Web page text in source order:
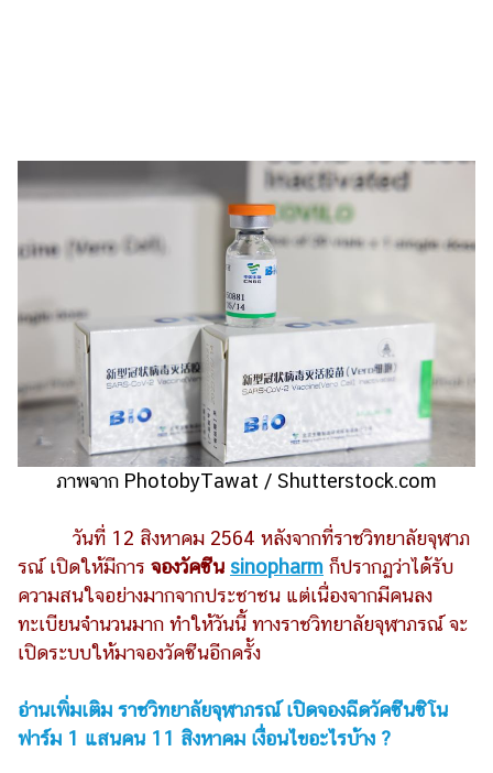
วง
ผู้
สุขภาพ
เที่ยว
สูตร
อาหาร
ง่ายๆ
ปิ้ง
รถยนต์
บ้าน
การ
ตกแต่ง
ภาพจาก PhotobyTawat / Shutterstock.com
วันที่ 12 สิงหาคม 2564 หลังจากที่ราชวิทยาลัยจุฬาภ
รณ์ เปิดให้มีการ จองวัคซีน sinopharm ก็ปรากฏว่าได้รับ
ความสนใจอย่างมากจากประชาชน แต่เนื่องจากมีคนลง
ทะเบียนจำนวนมาก ทำให้วันนี้ ทางราชวิทยาลัยจุฬาภรณ์ จะ
เปิดระบบให้มาจองวัคซีนอีกครั้ง
อ่านเพิ่มเติม ราชวิทยาลัยจุฬาภรณ์ เปิดจองฉีดวัคซีนซิโน
ฟาร์ม 1 แสนคน 11 สิงหาคม เงื่อนไขอะไรบ้าง ?